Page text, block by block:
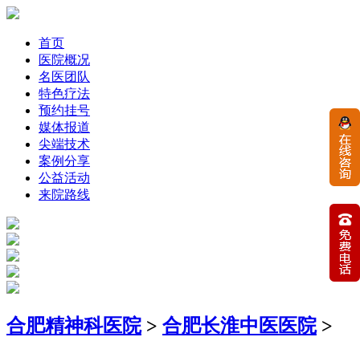
首页
医院概况
名医团队
特色疗法
预约挂号
媒体报道
尖端技术
案例分享
公益活动
来院路线
合肥精神科医院> 合肥长淮中医医院>